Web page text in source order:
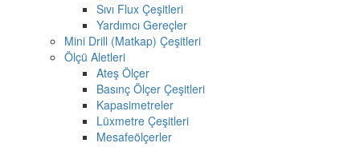
Sıvı Flux Çeşitleri
Yardımcı Gereçler
Mini Drill (Matkap) Çeşitleri
Ölçü Aletleri
Ateş Ölçer
Basınç Ölçer Çeşitleri
Kapasimetreler
Lüxmetre Çeşitleri
Mesafeölçerler